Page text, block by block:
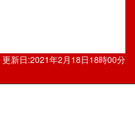
更新日:2021年2月18日18時00分